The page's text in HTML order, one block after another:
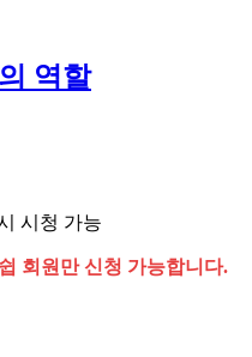
역할
시청 가능
회원만 신청 가능합니다.